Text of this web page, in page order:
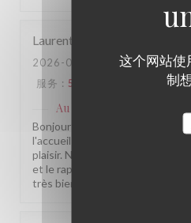
这个网站使
制
Laurent
2026-08-05
- 20:00 - 来宾 2
服务 : 5 : 4/5
Au Pied de Cochon
Bonjour Witt, Merci pour ce
l'accueil et l'ambiance vous ont
plaisir. Nous prenons note de
et le rapport qualité-prix pour
très bientôt parmi nous !